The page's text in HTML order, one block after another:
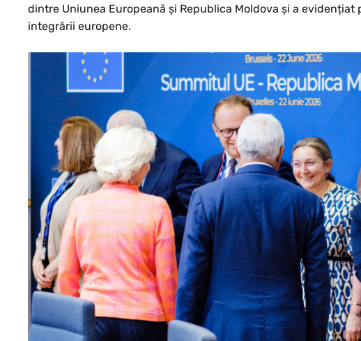
dintre Uniunea Europeană și Republica Moldova și a
integrării europene.